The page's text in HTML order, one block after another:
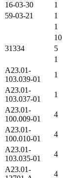
16-03-30
1
59-03-21
1
1
10
31334
5
1
А23.01-
103.039-01
1
А23.01-
103.037-01
1
А23.01-
100.009-01
4
А23.01-
100.010-01
4
А23.01-
103.035-01
4
А23.01-
4